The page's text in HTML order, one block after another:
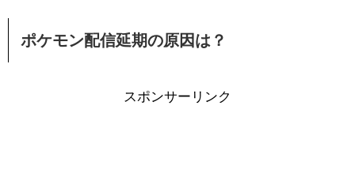
ポケモン配信延期の原因は？
スポンサーリンク